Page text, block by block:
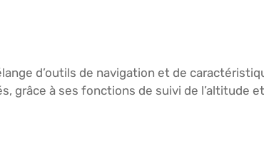
d’outils de navigation et de
grâce à ses fonctions de suivi de l’altitude